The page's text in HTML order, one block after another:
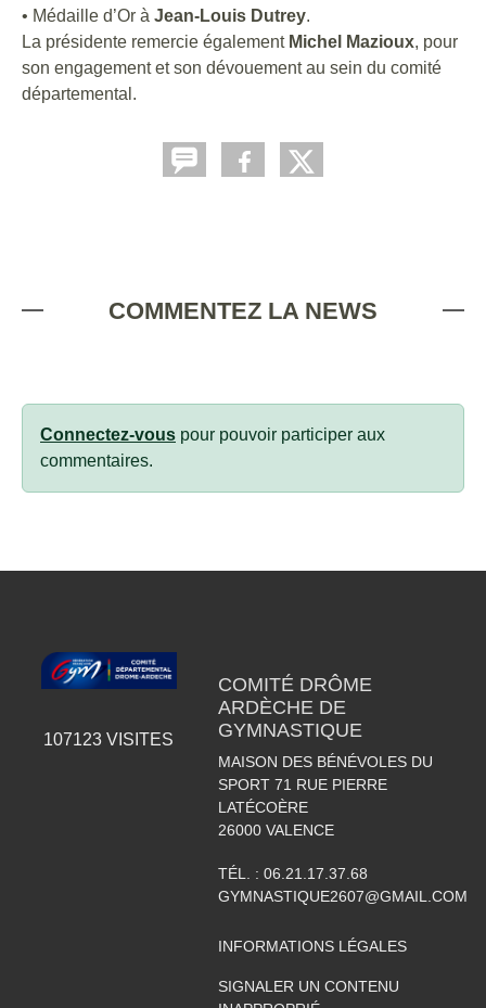
• Médaille d’Or à Jean-Louis Dutrey.
La présidente remercie également Michel Mazioux, pour
son engagement et son dévouement au sein du comité
départemental.
COMMENTEZ LA NEWS
Connectez-vous pour pouvoir participer aux
commentaires.
107123 VISITES
COMITÉ DRÔME
ARDÈCHE DE
GYMNASTIQUE
MAISON DES BÉNÉVOLES DU
SPORT 71 RUE PIERRE
LATÉCOÈRE
26000 VALENCE
TÉL. : 06.21.17.37.68
GYMNASTIQUE2607@GMAIL.COM
INFORMATIONS LÉGALES
SIGNALER UN CONTENU